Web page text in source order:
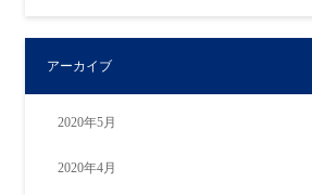
アーカイブ
2020年5月
2020年4月